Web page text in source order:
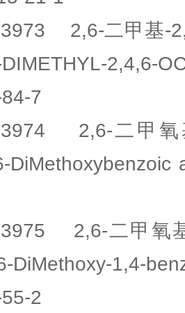
2,6-二甲基-
2,4,6-
7
23974 2,6-二甲
2,6-二甲
1,4-
2